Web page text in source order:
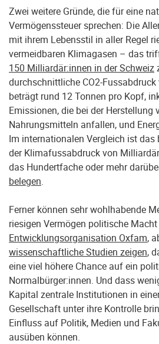
Zwei weitere Gründe, die für eine
Vermögenssteuer sprechen: Die
mit ihrem Lebensstil in aller Regel
vermeidbaren Klimagasen – das
150 Milliardär:innen in der Schweiz
durchschnittliche CO2-
beträgt rund 12 Tonnen pro Kopf,
Emissionen, die bei der Herstellung
Nahrungsmitteln anfallen, und
Im internationalen Vergleich ist das
der Klimafussabdruck von
das Hundertfache oder mehr
belegen.
Ferner können sehr wohlhabende
riesigen Vermögen politische
Entwicklungsorganisation Oxfam,
wissenschaftliche Studien zeigen,
eine viel höhere Chance auf ein
Normalbürger:innen. Und dass
Kapital zentrale Institutionen in
Gesellschaft unter ihre Kontrolle
Einfluss auf Politik, Medien und
ausüben können.